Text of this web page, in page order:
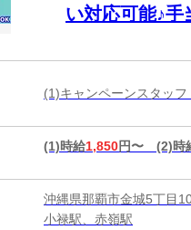
い対応可能♪
(1)キャンペーンスタ
(1)時給1,850円〜 (2)時
沖縄県那覇市金城5丁目
小禄駅、赤嶺駅